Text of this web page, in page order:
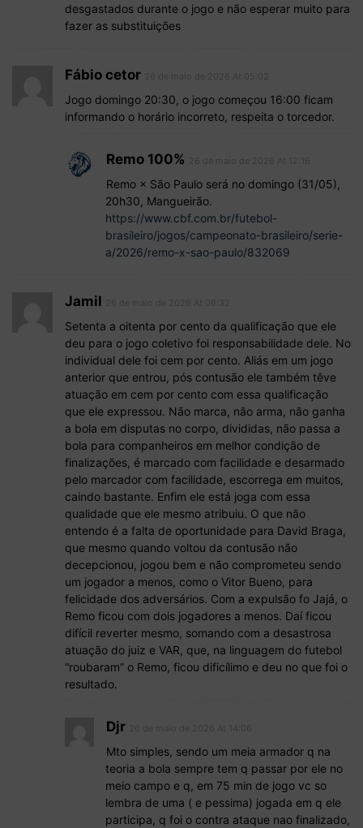
desgastados durante o jogo e não esperar muito para
fazer as substituições
Fábio cetor
Jogo domingo 20:30, o jogo começou 16:00 ficam
informando o horário incorreto, respeita o torcedor.
Remo 100%
Remo × São Paulo será no domingo (31/05),
20h30, Mangueirão.
https://www.cbf.com.br/futebol-
brasileiro/jogos/campeonato-brasileiro/serie-
a/2026/remo-x-sao-paulo/832069
Jamil
Setenta a oitenta por cento da qualificação que ele
deu para o jogo coletivo foi responsabilidade dele. No
individual dele foi cem por cento. Aliás em um jogo
anterior que entrou, pós contusão ele também têve
atuação em cem por cento com essa qualificação
que ele expressou. Não marca, não arma, não ganha
a bola em disputas no corpo, divididas, não passa a
bola para companheiros em melhor condição de
finalizações, é marcado com facilidade e desarmado
pelo marcador com facilidade, escorrega em muitos,
caindo bastante. Enfim ele está joga com essa
qualidade que ele mesmo atribuiu. O que não
entendo é a falta de oportunidade para David Braga,
que mesmo quando voltou da contusão não
decepcionou, jogou bem e não comprometeu sendo
um jogador a menos, como o Vitor Bueno, para
felicidade dos adversários. Com a expulsão fo Jajá, o
Remo ficou com dois jogadores a menos. Daí ficou
difícil reverter mesmo, somando com a desastrosa
atuação do juiz e VAR, que, na linguagem do futebol
“roubaram” o Remo, ficou dificílimo e deu no que foi o
resultado.
Djr
Mto simples, sendo um meia armador q na
teoria a bola sempre tem q passar por ele no
meio campo e q, em 75 min de jogo vc so
lembra de uma ( e pessima) jogada em q ele
participa, q foi o contra ataque nao finalizado,